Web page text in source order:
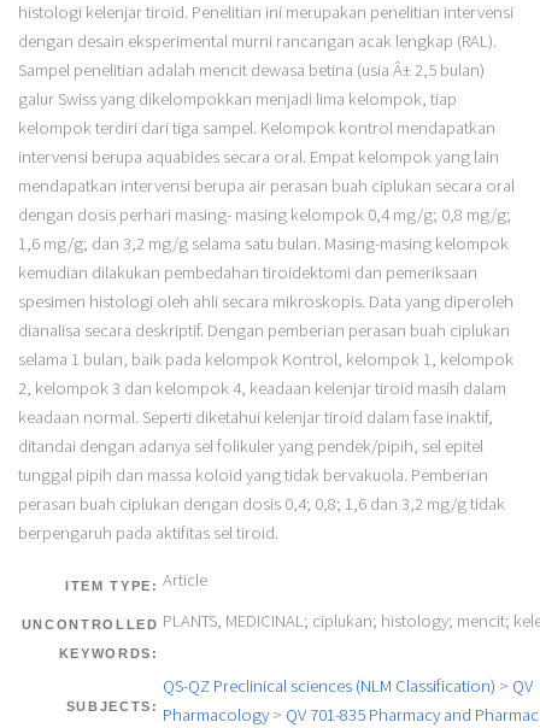
histologi kelenjar tiroid. Penelitian ini merupakan penelitian intervensi
dengan desain eksperimental murni rancangan acak lengkap (RAL).
Sampel penelitian adalah mencit dewasa betina (usia Â± 2,5 bulan)
galur Swiss yang dikelompokkan menjadi lima kelompok, tiap
kelompok terdiri dari tiga sampel. Kelompok kontrol mendapatkan
intervensi berupa aquabides secara oral. Empat kelompok yang lain
mendapatkan intervensi berupa air perasan buah ciplukan secara oral
dengan dosis perhari masing- masing kelompok 0,4 mg/g; 0,8 mg/g;
1,6 mg/g; dan 3,2 mg/g selama satu bulan. Masing-masing kelompok
kemudian dilakukan pembedahan tiroidektomi dan pemeriksaan
spesimen histologi oleh ahli secara mikroskopis. Data yang diperoleh
dianalisa secara deskriptif. Dengan pemberian perasan buah ciplukan
selama 1 bulan, baik pada kelompok Kontrol, kelompok 1, kelompok
2, kelompok 3 dan kelompok 4, keadaan kelenjar tiroid masih dalam
keadaan normal. Seperti diketahui kelenjar tiroid dalam fase inaktif,
ditandai dengan adanya sel folikuler yang pendek/pipih, sel epitel
tunggal pipih dan massa koloid yang tidak bervakuola. Pemberian
perasan buah ciplukan dengan dosis 0,4; 0,8; 1,6 dan 3,2 mg/g tidak
berpengaruh pada aktifitas sel tiroid.
ITEM TYPE: Article
UNCONTROLLED
KEYWORDS:
PLANTS, MEDICINAL; ciplukan; histology; mencit;
SUBJECTS:
QS-QZ Preclinical sciences (NLM Classification) > QV
Pharmacology> QV 701-835 Pharmacy and